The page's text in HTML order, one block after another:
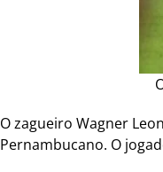
O zagueiro Wagner
Pernambucano. O